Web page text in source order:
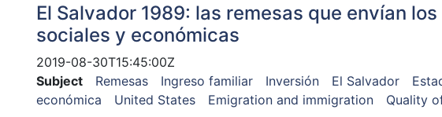
El Salvador 1989: las remesas que envían
sociales y económicas
2019-08-30T15:45:00Z
Subject
Remesas Ingreso familiar Inversión El Salvador
económica
United States Emigration and immigration Quality